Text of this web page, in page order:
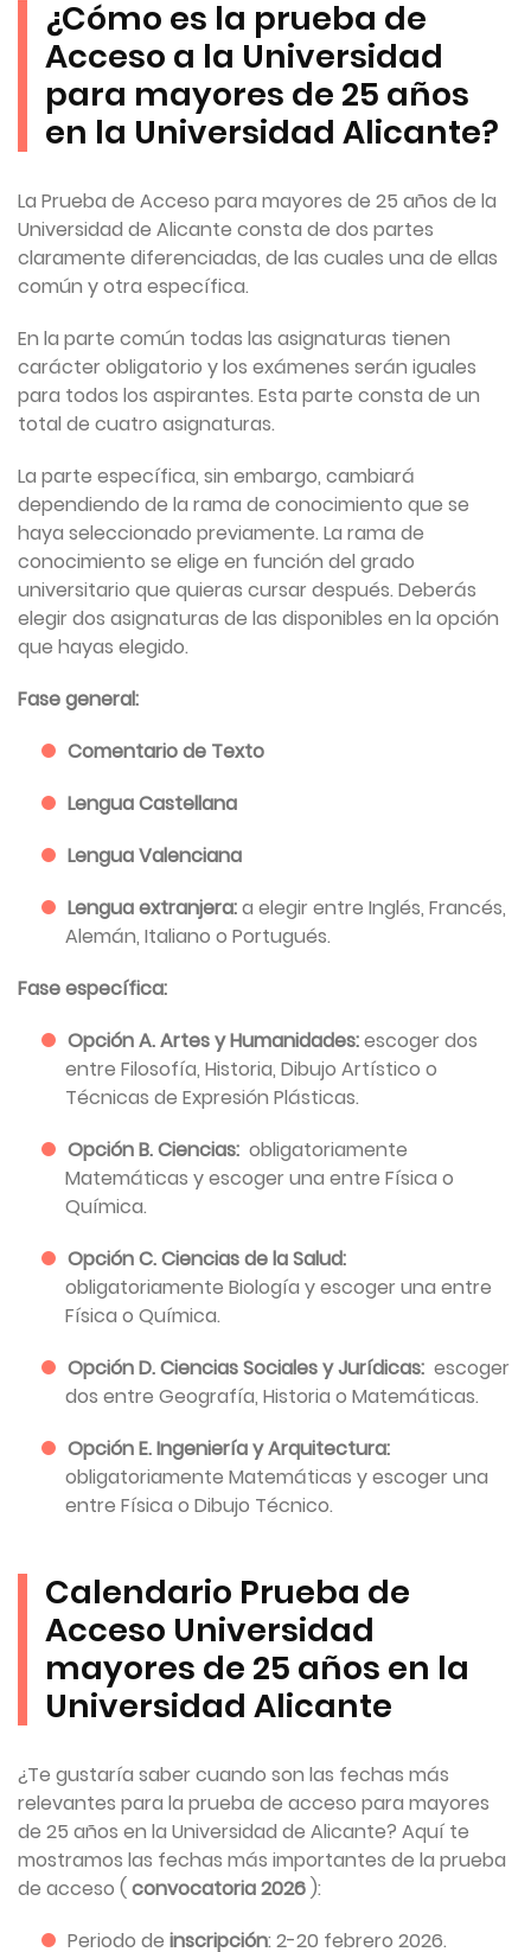
¿Cómo es la prueba de
Acceso a la Universidad
para mayores de 25 años
en la Universidad Alicante?
La Prueba de Acceso para mayores de 25 años de la
Universidad de Alicante consta de dos partes
claramente diferenciadas, de las cuales una de ellas
común y otra específica.
En la parte común todas las asignaturas tienen
carácter obligatorio y los exámenes serán iguales
para todos los aspirantes. Esta parte consta de un
total de cuatro asignaturas.
La parte específica, sin embargo, cambiará
dependiendo de la rama de conocimiento que se
haya seleccionado previamente. La rama de
conocimiento se elige en función del grado
universitario que quieras cursar después. Deberás
elegir dos asignaturas de las disponibles en la opción
que hayas elegido.
Fase general:
Comentario de Texto
Lengua Castellana
Lengua Valenciana
Lengua extranjera:a elegir entre Inglés, Francés,
Alemán, Italiano o Portugués.
Fase específica:
Opción A. Artes y Humanidades:escoger dos
entre Filosofía, Historia, Dibujo Artístico o
Técnicas de Expresión Plásticas.
Opción B. Ciencias: obligatoriamente
Matemáticas y escoger una entre Física o
Química.
Opción C. Ciencias de la Salud:
obligatoriamente Biología y escoger una entre
Física o Química.
Opción D. Ciencias Sociales y Jurídicas: escoger
dos entre Geografía, Historia o Matemáticas.
Opción E. Ingeniería y Arquitectura:
obligatoriamente Matemáticas y escoger una
entre Física o Dibujo Técnico.
Calendario Prueba de
Acceso Universidad
mayores de 25 años en la
Universidad Alicante
¿Te gustaría saber cuando son las fechas más
relevantes para la prueba de acceso para mayores
de 25 años en la Universidad de Alicante? Aquí te
mostramos las fechas más importantes de la prueba
de acceso ( convocatoria 2026 ):
Periodo de inscripción: 2-20 febrero 2026.